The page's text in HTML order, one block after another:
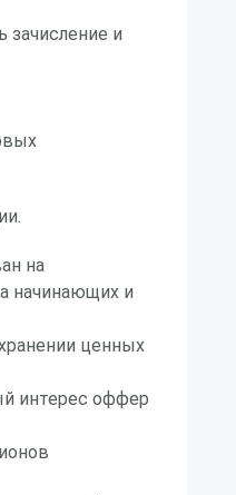
зачисление и
на
начинающих и
ценных
интерес оффер